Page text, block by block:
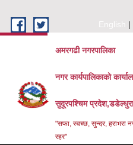
English
अमरगढी नगरपालिका
नगर कार्यपालिकाको
सुदूरपश्चिम
"सफा, स्वच्छ, सुन्दर, हराभरा
रहर"